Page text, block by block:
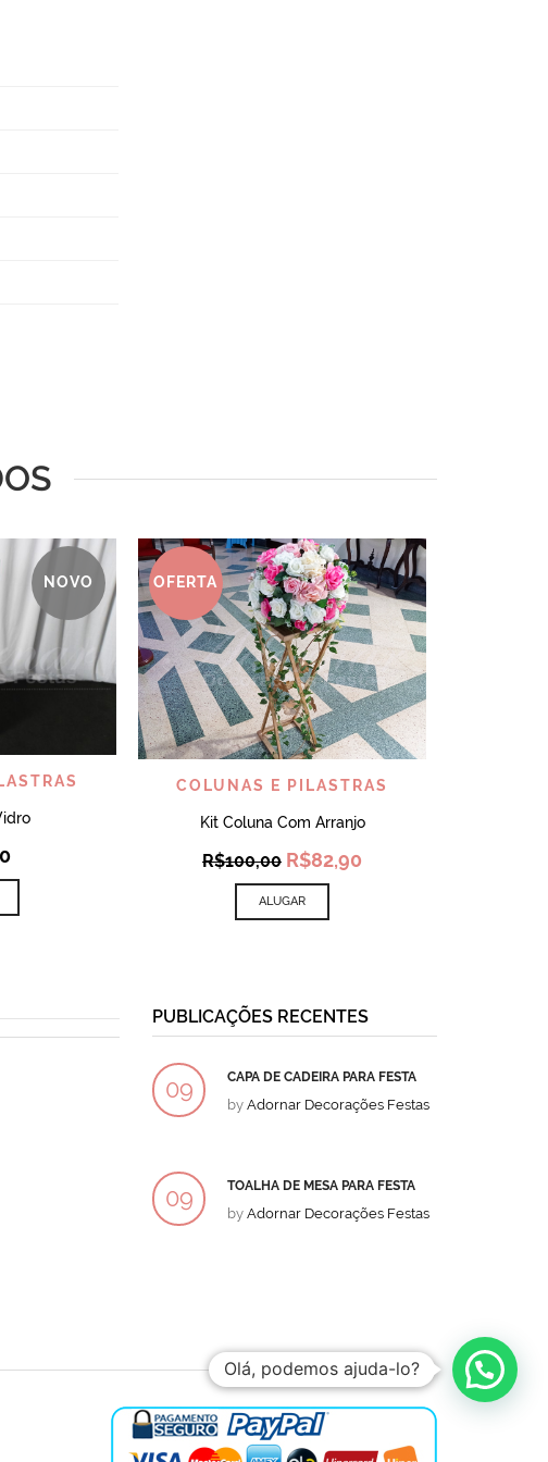
NOVO OFERTA
VISUALIZAR
COLUNAS E PILASTRAS
Kit Coluna Com Arranjo
R$100,00 Original
price
was:
R$100,00.
R$82,90
ALUGAR
PUBLICAÇÕES RECENTES
09 CAPA DE CADEIRA PARA FESTA
byAdornar Decorações Festas
09 TOALHA DE MESA PARA FESTA
byAdornar Decorações Festas
Olá, podemos ajuda-lo?